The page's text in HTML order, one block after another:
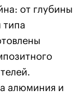
от глубины
алюминия и